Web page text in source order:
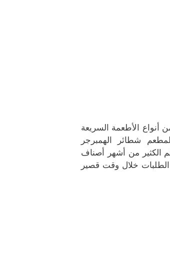
السالم قطعة 9 تشكيلة واسعة من أنواع الأطعمة السريعة
شطائر الهمبرجر
الكثير من أشهر أصناف
خلال وقت قصير